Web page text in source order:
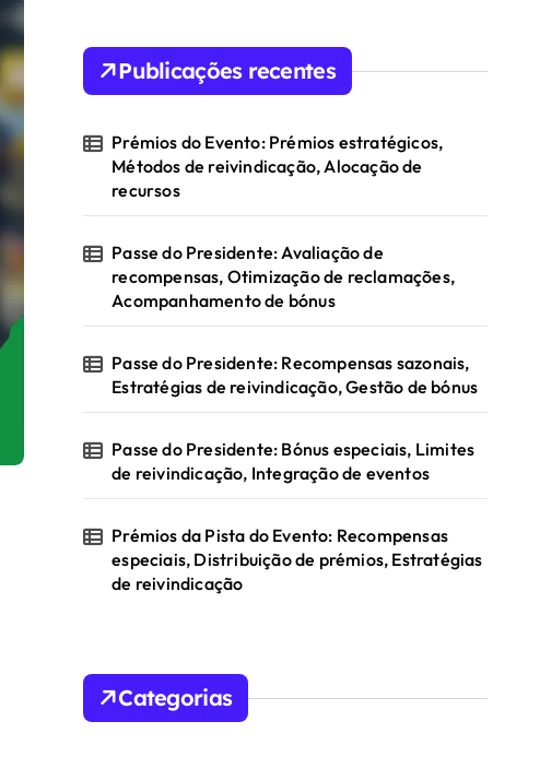
h
o
:
Publicações recentes
Prémios do Evento: Prémios estratégicos,
Métodos de reivindicação, Alocação de
recursos
Passe do Presidente: Avaliação de
recompensas, Otimização de reclamações,
Acompanhamento de bónus
Passe do Presidente: Recompensas sazonais,
Estratégias de reivindicação, Gestão de bónus
Passe do Presidente: Bónus especiais, Limites
de reivindicação, Integração de eventos
Prémios da Pista do Evento: Recompensas
especiais, Distribuição de prémios, Estratégias
de reivindicação
Categorias